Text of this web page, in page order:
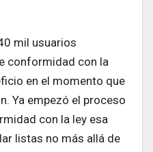
mil usuarios
conformidad con la
en el momento que
Ya empezó el proceso
con la ley esa
listas no más allá de